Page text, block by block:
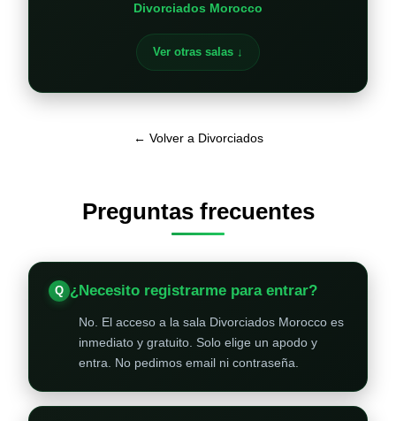
Divorciados Morocco
Ver otras salas ↓
← Volver a Divorciados
Preguntas frecuentes
¿Necesito registrarme para entrar?
No. El acceso a la sala Divorciados Morocco es
inmediato y gratuito. Solo elige un apodo y
entra. No pedimos email ni contraseña.